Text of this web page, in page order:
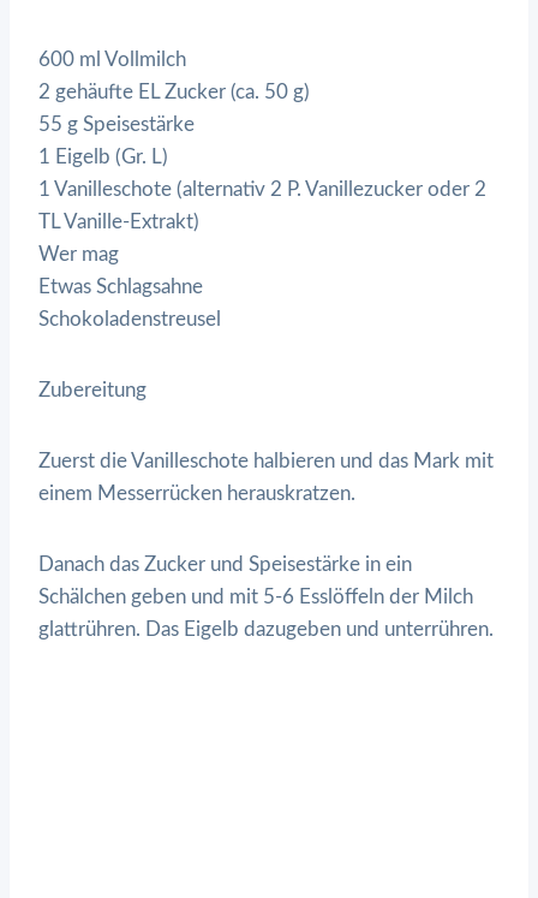
600 ml Vollmilch
2 gehäufte EL Zucker (ca. 50 g)
55 g Speisestärke
1 Eigelb (Gr. L)
1 Vanilleschote (alternativ 2 P. Vanillezucker oder 2
TL Vanille-Extrakt)
Wer mag
Etwas Schlagsahne
Schokoladenstreusel
Zubereitung
Zuerst die Vanilleschote halbieren und das Mark mit
einem Messerrücken herauskratzen.
Danach das Zucker und Speisestärke in ein
Schälchen geben und mit 5-6 Esslöffeln der Milch
glattrühren. Das Eigelb dazugeben und unterrühren.